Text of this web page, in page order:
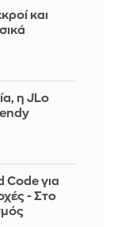
και
η JLo
Code για
- Στο